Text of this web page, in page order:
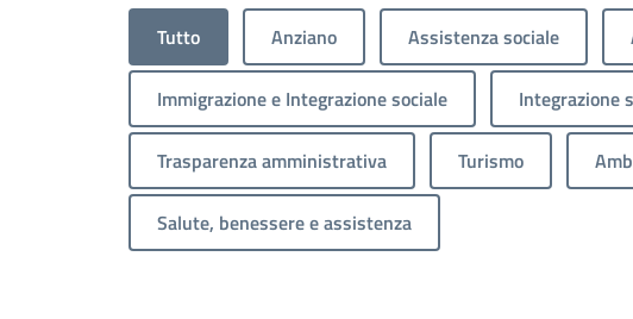
Tutto Anziano Assistenza sociale
Immigrazione e Integrazione sociale Integrazione
Trasparenza amministrativa Turismo
Salute, benessere e assistenza